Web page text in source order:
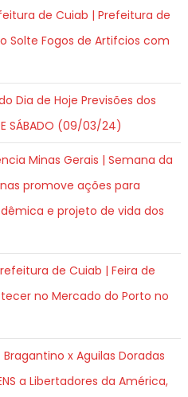
de Cuiab | Prefeitura de
Solte Fogos de Artifcios com
Dia de Hoje Previsões dos
SÁBADO (09/03/24)
Minas Gerais | Semana da
promove ações para
e projeto de vida dos
de Cuiab | Feira de
no Mercado do Porto no
Bragantino x Aguilas Doradas
a Libertadores da América,